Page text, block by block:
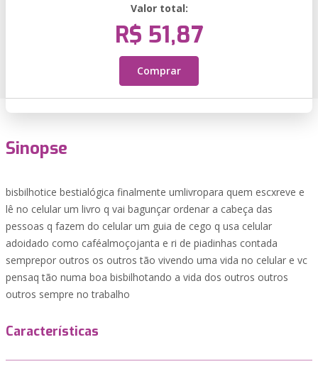
Valor total:
R$ 51,87
Comprar
Sinopse
bisbilhotice bestialógica finalmente umlivropara quem escxreve e
lê no celular um livro q vai bagunçar ordenar a cabeça das
pessoas q fazem do celular um guia de cego q usa celular
adoidado como caféalmoçojanta e ri de piadinhas contada
semprepor outros os outros tão vivendo uma vida no celular e vc
pensaq tão numa boa bisbilhotando a vida dos outros outros
outros sempre no trabalho
Características